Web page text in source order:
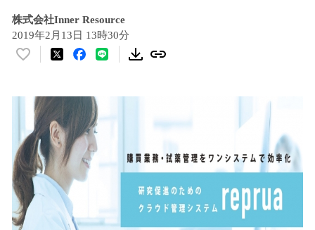
株式会社Inner Resource
2019年2月13日 13時30分
い
！
数
を
読
み
込
み
中
で